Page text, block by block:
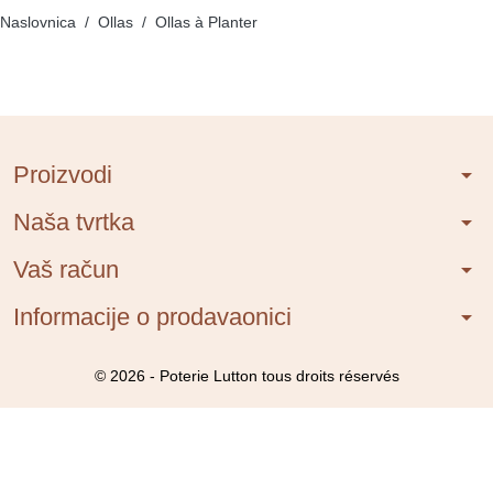
Naslovnica Ollas Ollas à Planter
Proizvodi arrow_drop_down
Naša tvrtka arrow_drop_down
Vaš račun arrow_drop_down
Informacije o prodavaonici arrow_drop_down
© 2026 - Poterie Lutton tous droits réservés